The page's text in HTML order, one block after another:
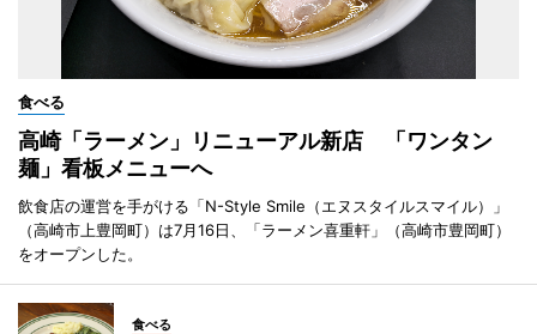
食べる
高崎「ラーメン」リニューアル新店 「ワンタン
麺」看板メニューへ
飲食店の運営を手がける「N-Style Smile（エヌスタイルスマイル）」
（高崎市上豊岡町）は7月16日、「ラーメン喜重軒」（高崎市豊岡町）
をオープンした。
食べる